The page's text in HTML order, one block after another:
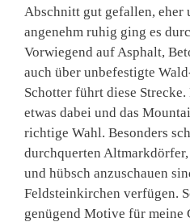
Abschnitt gut gefallen, eher
angenehm ruhig ging es
Vorwiegend auf Asphalt,
auch über unbefestigte
Schotter führt diese
etwas dabei und das
richtige Wahl. Besonders
durchquerten
und hübsch anzuschauen
Feldsteinkirchen verfügen.
genügend Motive für meine